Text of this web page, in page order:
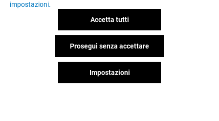
impostazioni.
Accetta tutti
Prosegui senza accettare
Impostazioni